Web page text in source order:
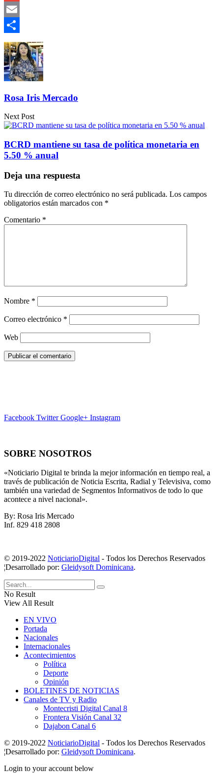
Gmail
Email
Compartir
Rosa Iris Mercado
Next Post
BCRD mantiene su tasa de política monetaria en
5.50 % anual
Deja una respuesta
Tu dirección de correo electrónico no será publicada. Los campos
obligatorios están marcados con *
Comentario *
Nombre *
Correo electrónico *
Web
Facebook Twitter Google+ Instagram
SOBRE NOSOTROS
«Noticiario Digital te brinda la mejor información en tiempo real, a
través de publicación de Noticia Escrita, Radial y Televisiva, como
también una variedad de Segmentos Informativos de todo lo que
acontece a nivel nacional».
By: Rosa Iris Mercado
Inf. 829 418 2808
© 2019-2022 NoticiarioDigital - Todos los Derechos Reservados
¦Desarrollado por: Gleidysoft Dominicana.
No Result
View All Result
EN VIVO
Portada
Nacionales
Internacionales
Acontecimientos
Política
Deporte
Opinión
BOLETINES DE NOTICIAS
Canales de TV y Radio
Montecristi Digital Canal 8
Frontera Visión Canal 32
Dajabon Canal 6
© 2019-2022 NoticiarioDigital - Todos los Derechos Reservados
¦Desarrollado por: Gleidysoft Dominicana.
Login to your account below